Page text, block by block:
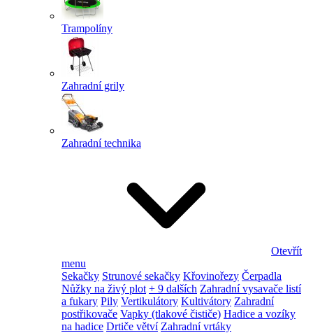
Trampolíny
Zahradní grily
Zahradní technika
Otevřít
menu
Sekačky Strunové sekačky Křovinořezy Čerpadla
Nůžky na živý plot + 9 dalších Zahradní vysavače listí
a fukary Pily Vertikulátory Kultivátory Zahradní
postřikovače Vapky (tlakové čističe) Hadice a vozíky
na hadice Drtiče větví Zahradní vrtáky